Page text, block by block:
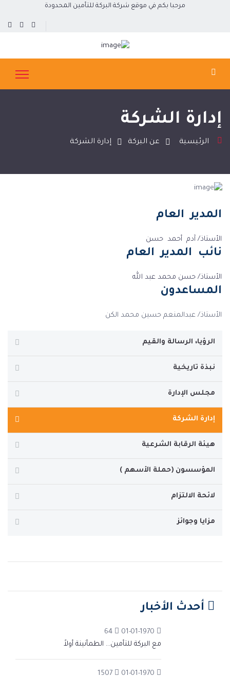
مرحبا بكم في موقع شركة البركة للتأمين المحدودة
إدارة الشركة
الرئيسية عن البركة إدارة الشركة
المدير العام
الأستاذ/ آدم أحمد حسن
نائب المدير العام
الأستاذ/ حسن محمد عبد الله
المساعدون
الأستاذ/ عبدالمنعم حسين محمد الكن
الرؤيا، الرسالة والقيم
نبذة تاريخية
مجلس الإدارة
إدارة الشركة
هيئة الرقابة الشرعية
المؤسسون (حملة الأسهم )
لائحة الالتزام
مزايا وجوائز
أحدث الأخبار
64
مع البركة للتأمين… الطمأنينة أولاً
1507